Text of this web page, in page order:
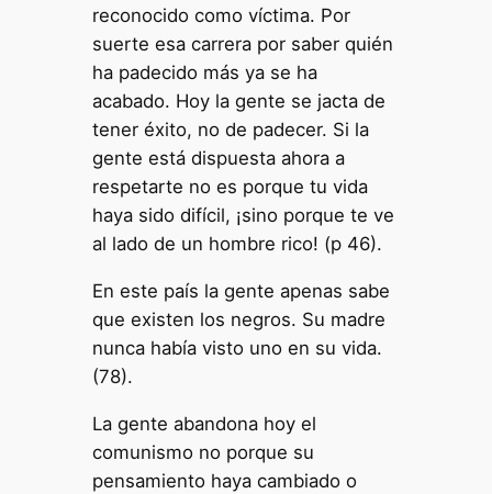
reconocido como víctima. Por
suerte esa carrera por saber quién
ha padecido más ya se ha
acabado. Hoy la gente se jacta de
tener éxito, no de padecer. Si la
gente está dispuesta ahora a
respetarte no es porque tu vida
haya sido difícil, ¡sino porque te ve
al lado de un hombre rico! (p 46).
En este país la gente apenas sabe
que existen los negros. Su madre
nunca había visto uno en su vida.
(78).
La gente abandona hoy el
comunismo no porque su
pensamiento haya cambiado o